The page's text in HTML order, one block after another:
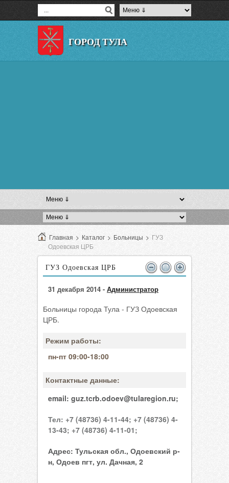
ГОРОД ТУЛА
Главная > Каталог > Больницы > ГУЗ
Одоевская ЦРБ
ГУЗ Одоевская ЦРБ
31 декабря 2014 - Администратор
Больницы города Тула - ГУЗ Одоевская
ЦРБ.
Режим работы:
пн-пт 09:00-18:00
Контактные данные:
email: guz.tcrb.odoev@tularegion.ru;
Тел: +7 (48736) 4-11-44; +7 (48736) 4-
13-43; +7 (48736) 4-11-01;
Адрес: Тульская обл., Одоевский р-
н, Одоев пгт, ул. Дачная, 2